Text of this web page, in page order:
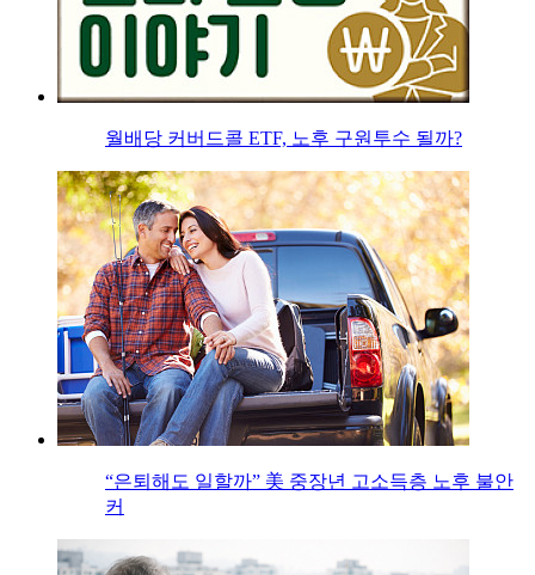
월배당 커버드콜 ETF, 노후 구원투수 될까?
“은퇴해도 일할까” 美 중장년 고소득층 노후 불안
커